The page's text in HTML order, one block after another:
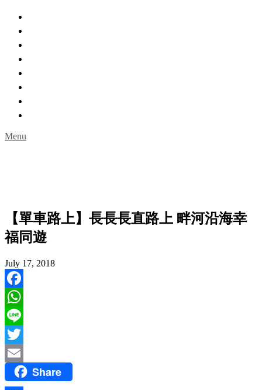
Menu
【單車路上】長長長直路上 畔河沿海幸
福同遊
July 17, 2018
Facebook
WhatsApp
Line
Twitter
Email Share